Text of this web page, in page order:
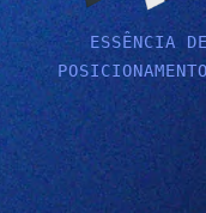
ESSÊNCIA